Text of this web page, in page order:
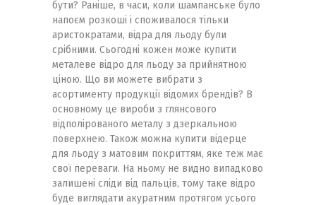
бути? Раніше, в часи, коли шампанське було
напоєм розкоші і споживалося тільки
аристократами, відра для льоду були
срібними. Сьогодні кожен може купити
металеве відро для льоду за прийнятною
ціною. Що ви можете вибрати з
асортименту продукції відомих брендів? В
основному це вироби з глянсового
відполірованого металу з дзеркальною
поверхнею. Також можна купити відерце
для льоду з матовим покриттям, яке теж має
свої переваги. На ньому не видно випадково
залишені сліди від пальців, тому таке відро
буде виглядати акуратним протягом усього